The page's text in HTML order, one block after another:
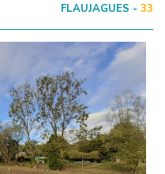
FLAUJAGUES - 33